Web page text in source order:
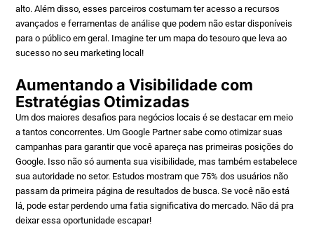
alto. Além disso, esses parceiros costumam ter acesso a recursos
avançados e ferramentas de análise que podem não estar disponíveis
para o público em geral. Imagine ter um mapa do tesouro que leva ao
sucesso no seu marketing local!
Aumentando a Visibilidade com
Estratégias Otimizadas
Um dos maiores desafios para negócios locais é se destacar em meio
a tantos concorrentes. Um Google Partner sabe como otimizar suas
campanhas para garantir que você apareça nas primeiras posições do
Google. Isso não só aumenta sua visibilidade, mas também estabelece
sua autoridade no setor. Estudos mostram que 75% dos usuários não
passam da primeira página de resultados de busca. Se você não está
lá, pode estar perdendo uma fatia significativa do mercado. Não dá pra
deixar essa oportunidade escapar!